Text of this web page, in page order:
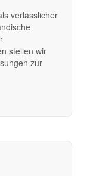
verlässlicher
stellen wir
zur